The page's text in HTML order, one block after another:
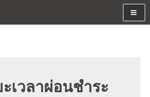
ละมีรีไฟแนนซ์ด้วย
เวลาผ่อนชำระ